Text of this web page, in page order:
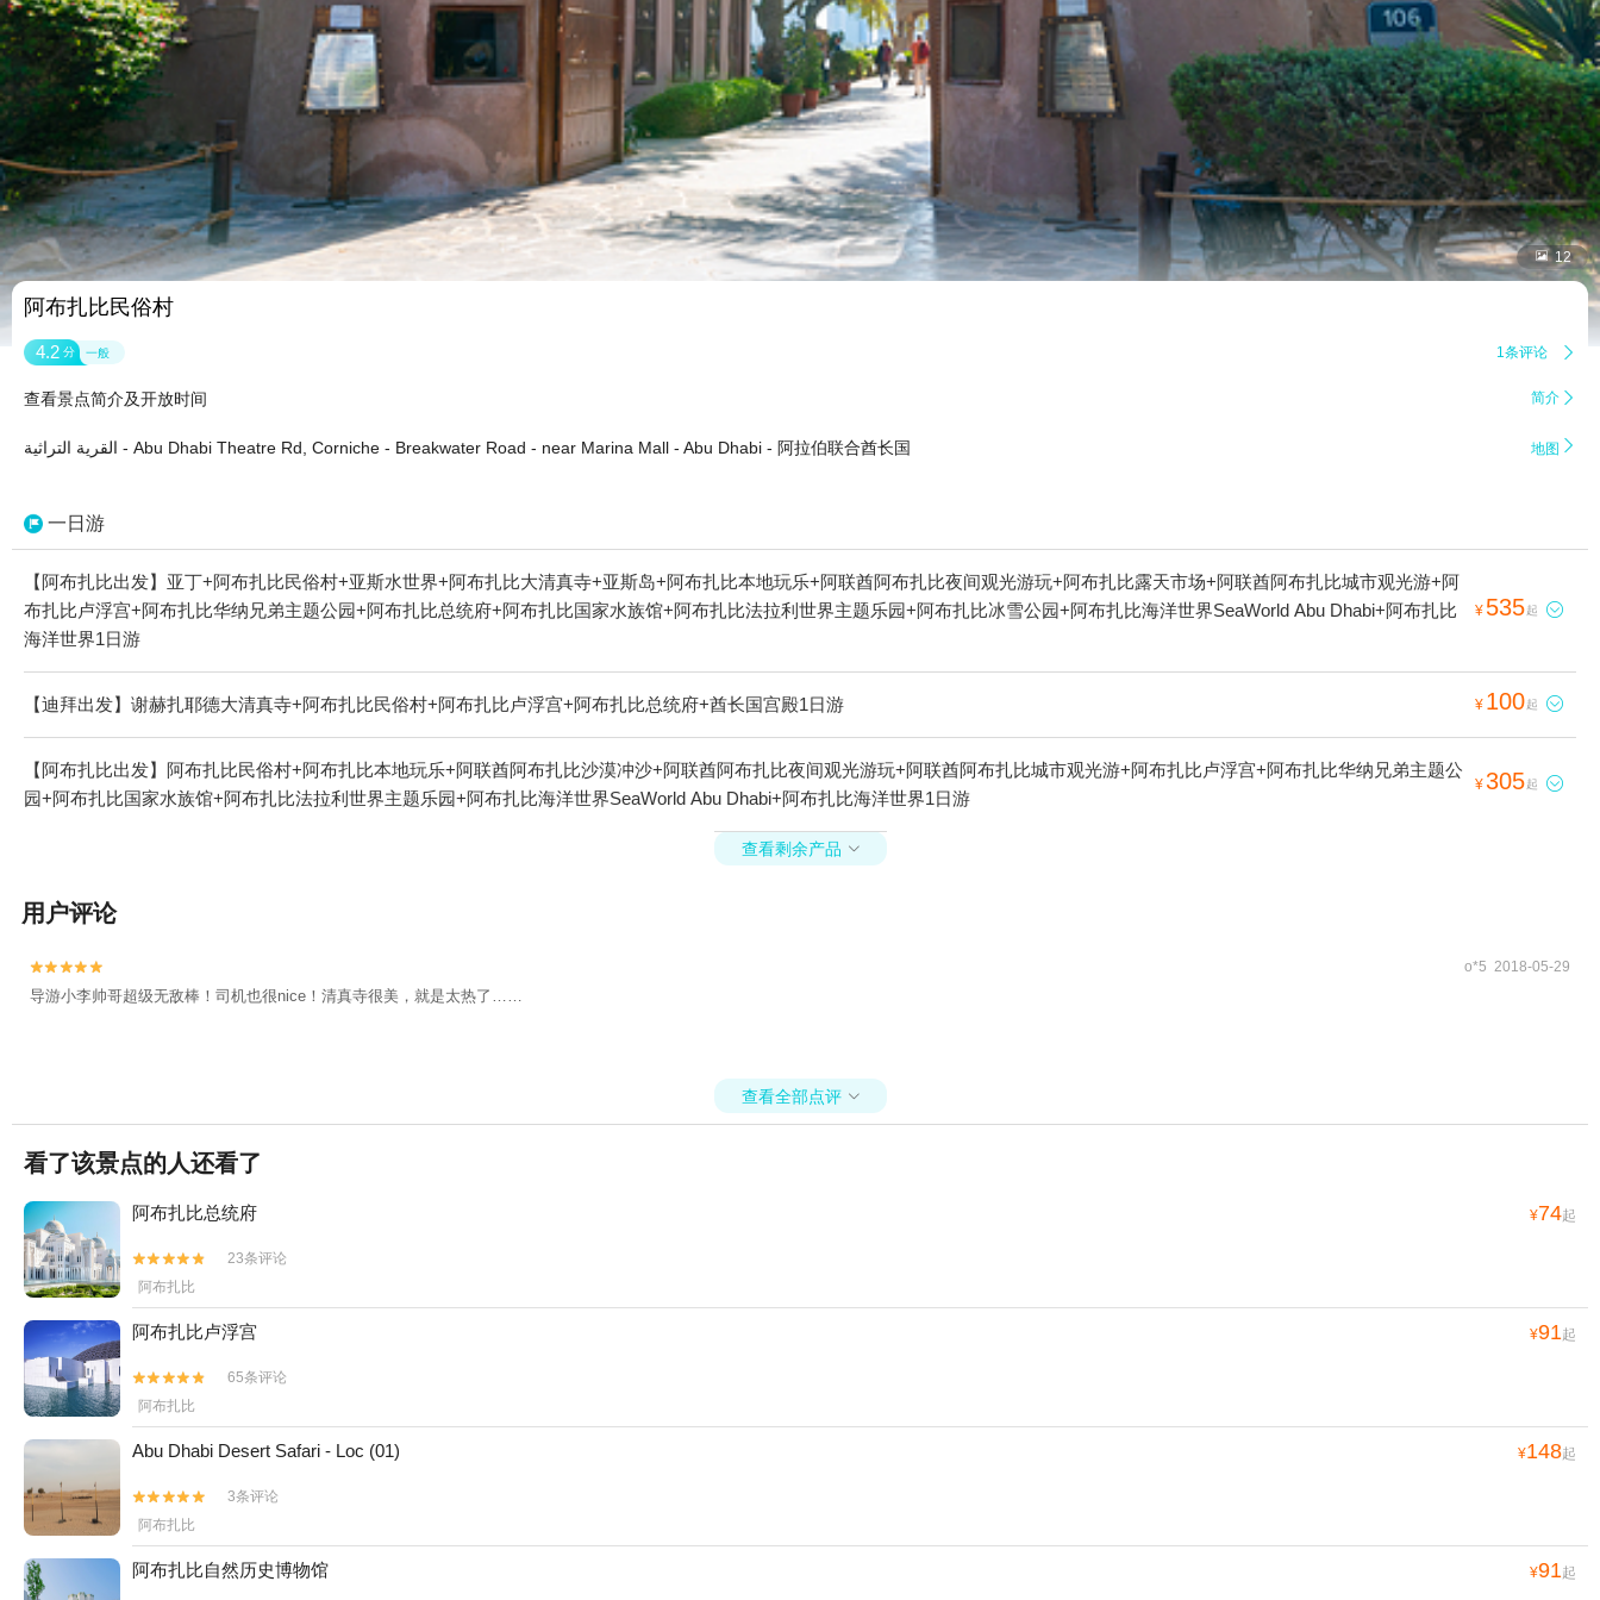
 12
阿布扎比民俗村
4.2 分 一般 1条评论 
查看景点简介及开放时间 简介 
القرية التراثية - Abu Dhabi Theatre Rd, Corniche - Breakwater Road - near Marina Mall - Abu Dhabi - 阿拉伯联合酋长国 地图 
一日游
【阿布扎比出发】亚丁+阿布扎比民俗村+亚斯水世界+阿布扎比大清真寺+亚斯岛+阿布扎比本地玩乐+阿联酋阿布扎比夜间观光游玩+阿布扎比露天市场+阿联酋阿布扎比城市观光游+阿
布扎比卢浮宫+阿布扎比华纳兄弟主题公园+阿布扎比总统府+阿布扎比国家水族馆+阿布扎比法拉利世界主题乐园+阿布扎比冰雪公园+阿布扎比海洋世界SeaWorld Abu Dhabi+阿布扎比
海洋世界1日游
¥ 535起 
【迪拜出发】谢赫扎耶德大清真寺+阿布扎比民俗村+阿布扎比卢浮宫+阿布扎比总统府+酋长国宫殿1日游 ¥ 100起 
【阿布扎比出发】阿布扎比民俗村+阿布扎比本地玩乐+阿联酋阿布扎比沙漠冲沙+阿联酋阿布扎比夜间观光游玩+阿联酋阿布扎比城市观光游+阿布扎比卢浮宫+阿布扎比华纳兄弟主题公
园+阿布扎比国家水族馆+阿布扎比法拉利世界主题乐园+阿布扎比海洋世界SeaWorld Abu Dhabi+阿布扎比海洋世界1日游
¥305起 
查看剩余产品 
用户评论

 o*5 2018-05-29
导游小李帅哥超级无敌棒！司机也很nice！清真寺很美，就是太热了……
查看全部点评 
看了该景点的人还看了
阿布扎比总统府 ¥74起


23条评论
阿布扎比
阿布扎比卢浮宫 ¥91起


65条评论
阿布扎比
Abu Dhabi Desert Safari - Loc (01) ¥148起


3条评论
阿布扎比
阿布扎比自然历史博物馆 ¥91起